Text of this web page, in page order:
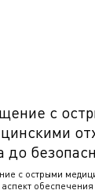
с
до
с острыми
обеспечения